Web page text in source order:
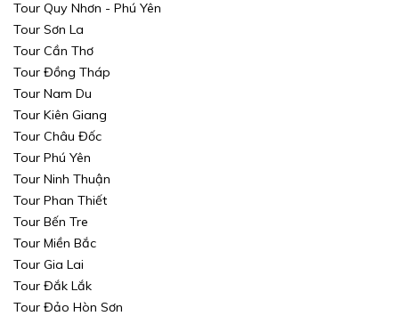
Tour Quy Nhơn - Phú Yên
Tour Sơn La
Tour Cần Thơ
Tour Đồng Tháp
Tour Nam Du
Tour Kiên Giang
Tour Châu Đốc
Tour Phú Yên
Tour Ninh Thuận
Tour Phan Thiết
Tour Bến Tre
Tour Miền Bắc
Tour Gia Lai
Tour Đắk Lắk
Tour Đảo Hòn Sơn